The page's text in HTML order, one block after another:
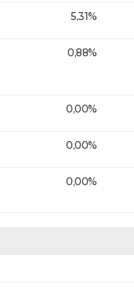
5,31%
0,88%
0,00%
0,00%
0,00%